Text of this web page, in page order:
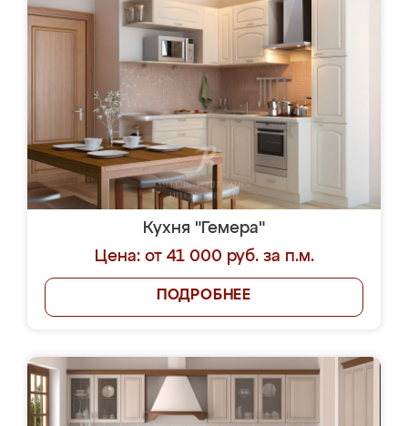
Кухня "Гемера"
Цена: от 41 000 руб. за п.м.
ПОДРОБНЕЕ